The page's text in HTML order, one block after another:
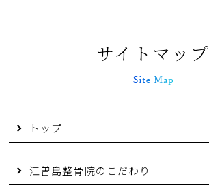
サイトマップ
トップ
江曽島整骨院のこだわり